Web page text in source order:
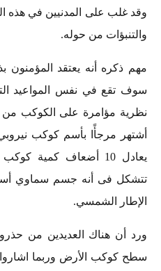
وقد غلب على المدنيين في هذه
والتنبؤات من حوله.
مهم ذكره أنه يعتقد المؤمنون
سوف تقع في نفس المواعيد
نظرية مؤامرة على الكوكب
أشتهر مرجأًا بأسم كوكب
يعادل 10 أضعاف كمية
تتشكل فى أنه جسم سماوي
الإطار الشمسي.
ورد أن هناك العديدين من
سطح كوكب الأرض وربما